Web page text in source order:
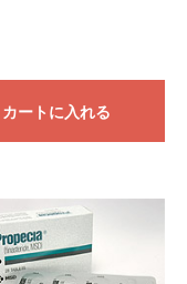
カートに入れる